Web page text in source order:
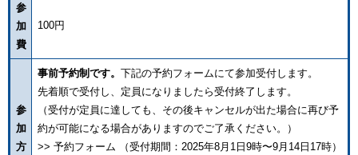
参
加
費
100円
参
加
方
事前予約制です。 下記の予約フォームにて参加受付します。
先着順で受付し、定員になりましたら受付終了します。
（受付が定員に達しても、その後キャンセルが出た場合に再び予
約が可能になる場合がありますのでご了承ください。）
>> 予約フォーム （受付期間：2025年8月1日9時〜9月14日17時）